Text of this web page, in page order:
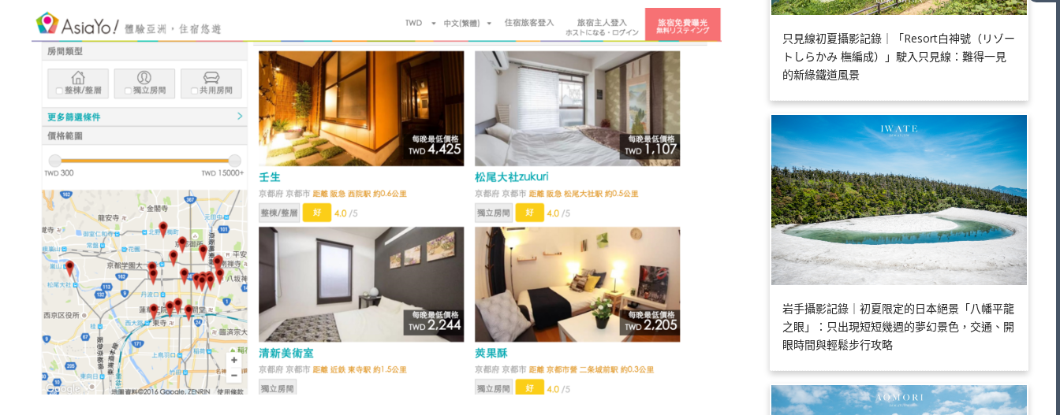
只見線初夏攝影記錄｜「Resort白神號（リゾー
トしらかみ 橅編成）」駛入只見線：難得一見
的新綠鐵道風景
岩手攝影記錄｜初夏限定的日本絕景「八幡平龍
之眼」：只出現短短幾週的夢幻景色，交通、開
眼時間與輕鬆步行攻略